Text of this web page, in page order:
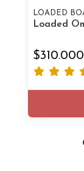
LOADED
Loaded
$310.000